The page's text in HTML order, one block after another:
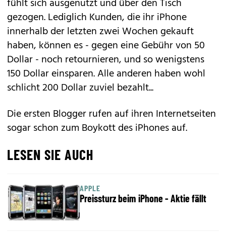
fühlt sich ausgenutzt und über den Tisch
gezogen. Lediglich Kunden, die ihr iPhone
innerhalb der letzten zwei Wochen gekauft
haben, können es - gegen eine Gebühr von 50
Dollar - noch retournieren, und so wenigstens
150 Dollar einsparen. Alle anderen haben wohl
schlicht 200 Dollar zuviel bezahlt...
Die ersten Blogger rufen auf ihren Internetseiten
sogar schon zum Boykott des iPhones auf.
LESEN SIE AUCH
APPLE
Preissturz beim iPhone - Aktie fällt